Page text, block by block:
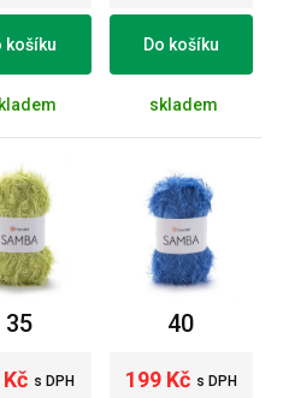
košíku Do košíku
skladem
35
s DPH
40
199 Kč s DPH